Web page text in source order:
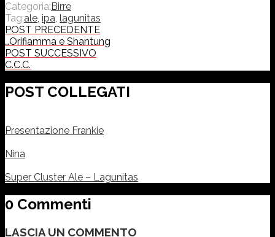
Categoria: Birre
Tag:ale, ipa, lagunitas
POST PRECEDENTE
…Orifiamma e Shantung
POST SUCCESSIVO
C.C.C.
POST COLLEGATI
Presentazione Frankie
Nina
Super Cluster Ale – Lagunitas
0 Commenti
LASCIA UN COMMENTO